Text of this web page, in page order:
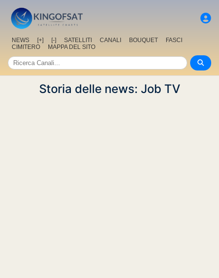
NEWS [+] [-] SATELLITI CANALI BOUQUET
FASCI
CIMITERO
MAPPA DEL SITO
Storia delle news: Job TV